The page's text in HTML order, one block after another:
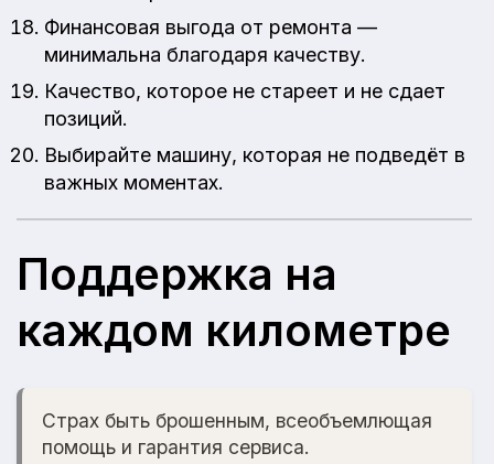
Финансовая выгода от ремонта —
минимальна благодаря качеству.
Качество, которое не стареет и не сдает
позиций.
Выбирайте машину, которая не подведёт в
важных моментах.
Поддержка на
каждом километре
Страх быть брошенным, всеобъемлющая
помощь и гарантия сервиса.